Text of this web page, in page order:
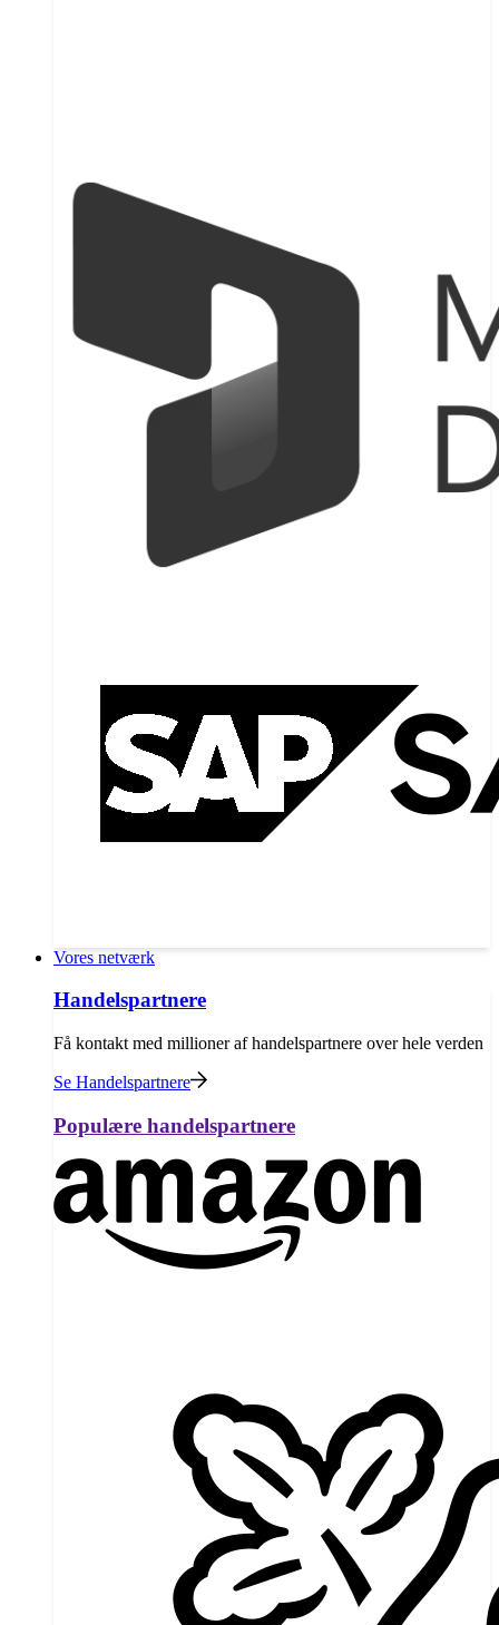
Vores netværk
Handelspartnere
Få kontakt med millioner af handelspartnere over hele verden
Se Handelspartnere
Populære handelspartnere